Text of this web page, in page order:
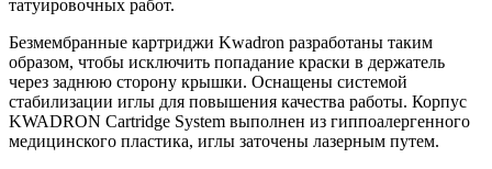
татуировочных работ.
Безмембранные картриджи Kwadron разработаны таким
образом, чтобы исключить попадание краски в держатель
через заднюю сторону крышки. Оснащены системой
стабилизации иглы для повышения качества работы. Корпус
KWADRON Cartridge System выполнен из гиппоалергенного
медицинского пластика, иглы заточены лазерным путем.